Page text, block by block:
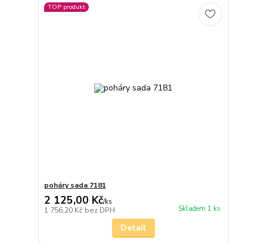
TOP produkt
poháry sada 7181
2 125,00 Kč/ks
1 756,20 Kč bez DPH Skladem 1 ks
Detail